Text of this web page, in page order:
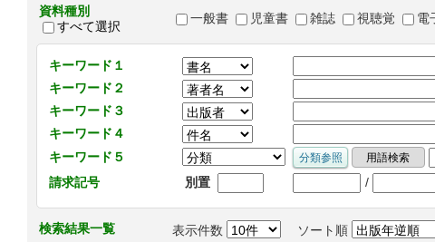
資料種別
すべて選択
一般書 児童書 雑誌 視聴覚 電
キーワード１
キーワード２
キーワード３
キーワード４
キーワード５
請求記号
別置 /
検索結果一覧 表示件数 ソート順